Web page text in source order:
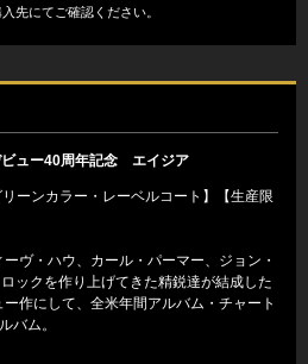
先にてご確認ください。
ビュー40周年記念 エイジア
ーンカラー・レーベルコート】【生産限
ヴ・ハウ、カール・パーマー、ジョン・
ックを作り上げてきた精鋭達が結成した
作にして、全米年間アルバム・チャート
バム。